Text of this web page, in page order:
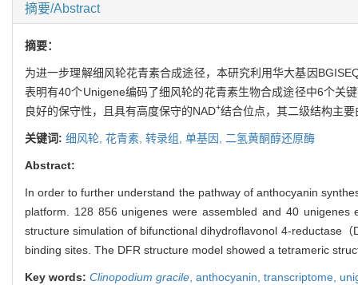
摘要/Abstract
摘要：
为进一步理解细风轮花青素合成途径，本研究利用华大基因
表明有40个Unigene编码了细风轮的花青素生物合成途径中6个关
良好的保守性，且具有高度保守的NAD+结合位点，其二级结构主
关键词: 细风轮, 花青素, 转录组, 单基因, 二氢黄酮醇还原酶
Abstract:
In order to further understand the pathway of anthocyanin
platform. 128 856 unigenes were assembled and 40
structure simulation of bifunctional dihydroflavonol 4-reductase
binding sites. The DFR structure model showed a tetrameric
Key words: Clinopodium gracile anthocyanin, transcriptome,